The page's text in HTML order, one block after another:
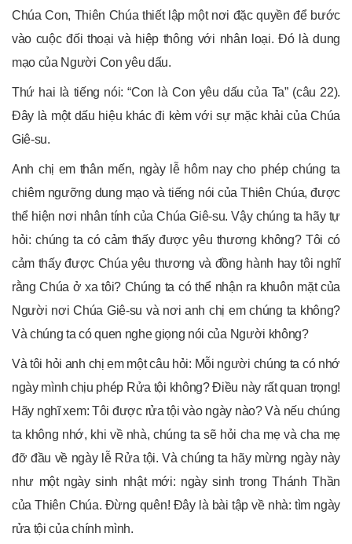
Chúa Con, Thiên Chúa thiết lập một nơi đặc quyền để bước
vào cuộc đối thoại và hiệp thông với nhân loại. Đó là dung
mạo của Người Con yêu dấu.
Thứ hai là tiếng nói: “Con là Con yêu dấu của Ta” (câu 22).
Đây là một dấu hiệu khác đi kèm với sự mặc khải của Chúa
Giê-su.
Anh chị em thân mến, ngày lễ hôm nay cho phép chúng ta
chiêm ngưỡng dung mạo và tiếng nói của Thiên Chúa, được
thể hiện nơi nhân tính của Chúa Giê-su. Vậy chúng ta hãy tự
hỏi: chúng ta có cảm thấy được yêu thương không? Tôi có
cảm thấy được Chúa yêu thương và đồng hành hay tôi nghĩ
rằng Chúa ở xa tôi? Chúng ta có thể nhận ra khuôn mặt của
Người nơi Chúa Giê-su và nơi anh chị em chúng ta không?
Và chúng ta có quen nghe giọng nói của Người không?
Và tôi hỏi anh chị em một câu hỏi: Mỗi người chúng ta có nhớ
ngày mình chịu phép Rửa tội không? Điều này rất quan trọng!
Hãy nghĩ xem: Tôi được rửa tội vào ngày nào? Và nếu chúng
ta không nhớ, khi về nhà, chúng ta sẽ hỏi cha mẹ và cha mẹ
đỡ đầu về ngày lễ Rửa tội. Và chúng ta hãy mừng ngày này
như một ngày sinh nhật mới: ngày sinh trong Thánh Thần
của Thiên Chúa. Đừng quên! Đây là bài tập về nhà: tìm ngày
rửa tội của chính mình.